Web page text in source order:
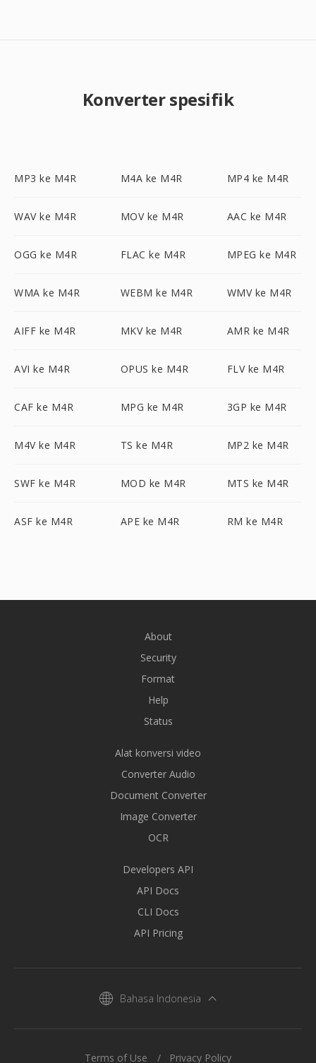
Konverter spesifik
MP3 ke M4R M4A ke M4R MP4 ke M4R
WAV ke M4R MOV ke M4R AAC ke M4R
OGG ke M4R FLAC ke M4R MPEG ke M4R
WMA ke M4R WEBM ke M4R WMV ke M4R
AIFF ke M4R MKV ke M4R AMR ke M4R
AVI ke M4R OPUS ke M4R FLV ke M4R
CAF ke M4R MPG ke M4R 3GP ke M4R
M4V ke M4R TS ke M4R MP2 ke M4R
SWF ke M4R MOD ke M4R MTS ke M4R
ASF ke M4R APE ke M4R RM ke M4R
About
Security
Format
Help
Status
Alat konversi video
Converter Audio
Document Converter
Image Converter
OCR
Developers API
API Docs
CLI Docs
API Pricing
Bahasa Indonesia
Terms of Use Privacy Policy